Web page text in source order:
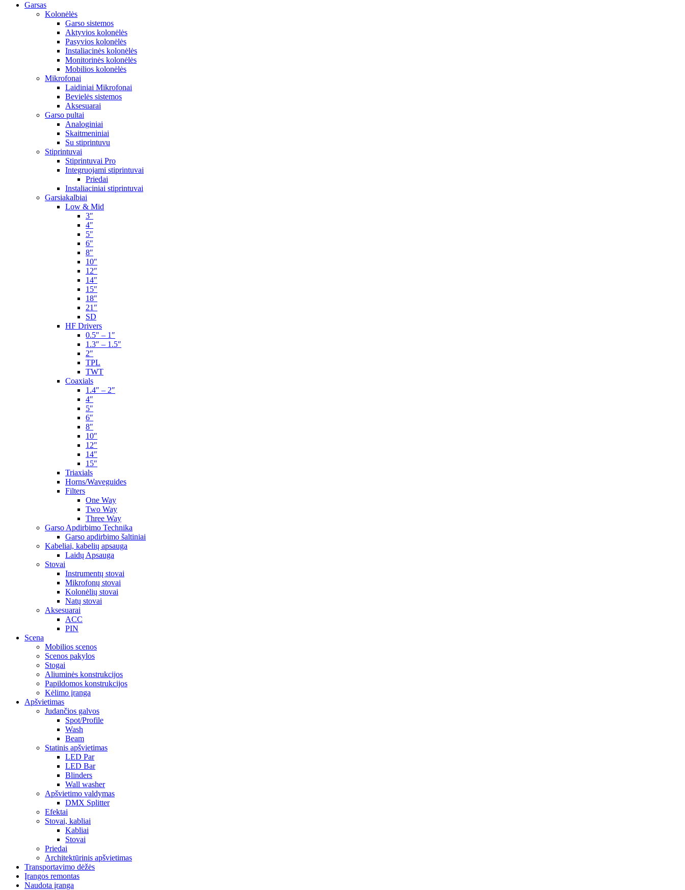
Garsas
Kolonėlės
Garso sistemos
Aktyvios kolonėlės
Pasyvios kolonėlės
Instaliacinės kolonėlės
Monitorinės kolonėlės
Mobilios kolonėlės
Mikrofonai
Laidiniai Mikrofonai
Bevielės sistemos
Aksesuarai
Garso pultai
Analoginiai
Skaitmeniniai
Su stiprintuvu
Stiprintuvai
Stiprintuvai Pro
Integruojami stiprintuvai
Priedai
Instaliaciniai stiprintuvai
Garsiakalbiai
Low & Mid
3″
4″
5″
6″
8″
10″
12″
14″
15″
18″
21″
SD
HF Drivers
0.5″ – 1″
1.3″ – 1.5″
2″
TPL
TWT
Coaxials
1.4″ – 2″
4″
5″
6″
8″
10″
12″
14″
15″
Triaxials
Horns/Waveguides
Filters
One Way
Two Way
Three Way
Garso Apdirbimo Technika
Garso apdirbimo šaltiniai
Kabeliai, kabelių apsauga
Laidų Apsauga
Stovai
Instrumentų stovai
Mikrofonų stovai
Kolonėlių stovai
Natų stovai
Aksesuarai
ACC
PIN
Scena
Mobilios scenos
Scenos pakylos
Stogai
Aliuminės konstrukcijos
Papildomos konstrukcijos
Kėlimo įranga
Apšvietimas
Judančios galvos
Spot/Profile
Wash
Beam
Statinis apšvietimas
LED Par
LED Bar
Blinders
Wall washer
Apšvietimo valdymas
DMX Splitter
Efektai
Stovai, kabliai
Kabliai
Stovai
Priedai
Architektūrinis apšvietimas
Transportavimo dėžės
Įrangos remontas
Naudota įranga